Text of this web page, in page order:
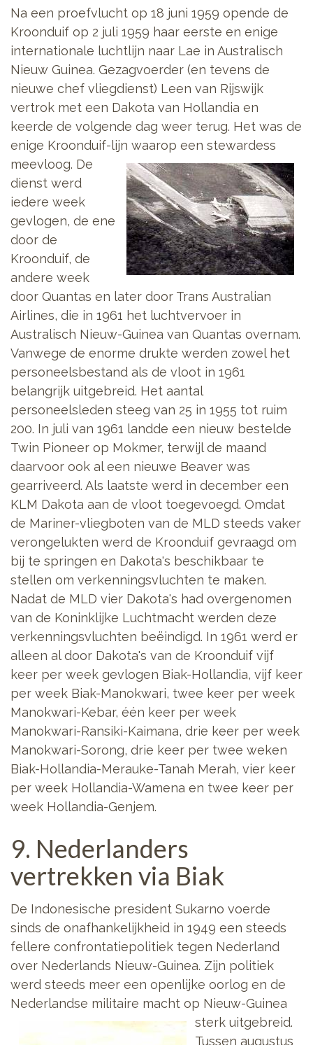
Na een proefvlucht op 18 juni 1959 opende de
Kroonduif op 2 juli 1959 haar eerste en enige
internationale luchtlijn naar Lae in Australisch
Nieuw Guinea. Gezagvoerder (en tevens de
nieuwe chef vliegdienst) Leen van Rijswijk
vertrok met een Dakota van Hollandia en
keerde de volgende dag weer terug. Het was de
enige Kroonduif-lijn waarop een stewardess
meevloog. De
dienst werd
iedere week
gevlogen, de ene
door de
Kroonduif, de
andere week
door Quantas en later door Trans Australian
Airlines, die in 1961 het luchtvervoer in
Australisch Nieuw-Guinea van Quantas overnam.
Vanwege de enorme drukte werden zowel het
personeelsbestand als de vloot in 1961
belangrijk uitgebreid. Het aantal
personeelsleden steeg van 25 in 1955 tot ruim
200. In juli van 1961 landde een nieuw bestelde
Twin Pioneer op Mokmer, terwijl de maand
daarvoor ook al een nieuwe Beaver was
gearriveerd. Als laatste werd in december een
KLM Dakota aan de vloot toegevoegd. Omdat
de Mariner-vliegboten van de MLD steeds vaker
verongelukten werd de Kroonduif gevraagd om
bij te springen en Dakota's beschikbaar te
stellen om verkenningsvluchten te maken.
Nadat de MLD vier Dakota's had overgenomen
van de Koninklijke Luchtmacht werden deze
verkenningsvluchten beëindigd. In 1961 werd er
alleen al door Dakota's van de Kroonduif vijf
keer per week gevlogen Biak-Hollandia, vijf keer
per week Biak-Manokwari, twee keer per week
Manokwari-Kebar, één keer per week
Manokwari-Ransiki-Kaimana, drie keer per week
Manokwari-Sorong, drie keer per twee weken
Biak-Hollandia-Merauke-Tanah Merah, vier keer
per week Hollandia-Wamena en twee keer per
week Hollandia-Genjem.
9. Nederlanders
vertrekken via Biak
De Indonesische president Sukarno voerde
sinds de onafhankelijkheid in 1949 een steeds
fellere confrontatiepolitiek tegen Nederland
over Nederlands Nieuw-Guinea. Zijn politiek
werd steeds meer een openlijke oorlog en de
Nederlandse militaire macht op Nieuw-Guinea
sterk uitgebreid.
Tussen augustus